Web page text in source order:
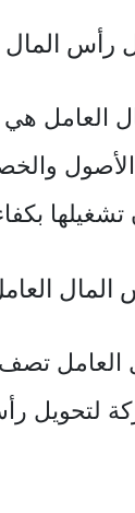
رأس المال
العامل هي
المال
العامل تصف
لتحويل